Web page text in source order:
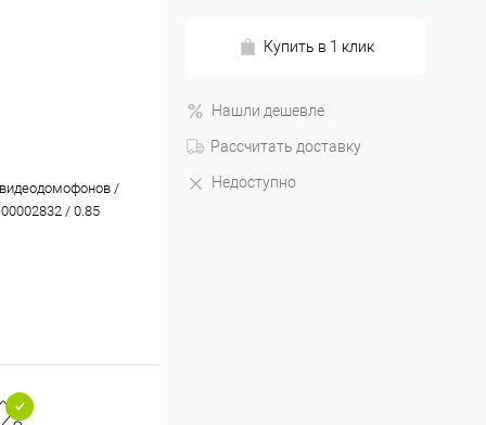
/
/ 0.85
Купить в 1 клик
Нашли дешевле
Рассчитать доставку
Недоступно